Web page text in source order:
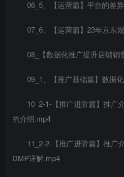
06_5、【运营篇】平台的差
07_6、【运营篇】23年京东
08_【数据化推广提升店铺销
09_1、【推广基础篇】数据
10_2-1-【推广进阶篇】推广
的介绍.mp4
11_2-2-【推广进阶篇】推广
DMP详解.mp4